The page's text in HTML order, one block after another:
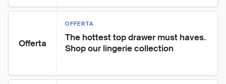
Offerta
OFFERTA
The hottest top drawer must haves.
Shop our lingerie collection